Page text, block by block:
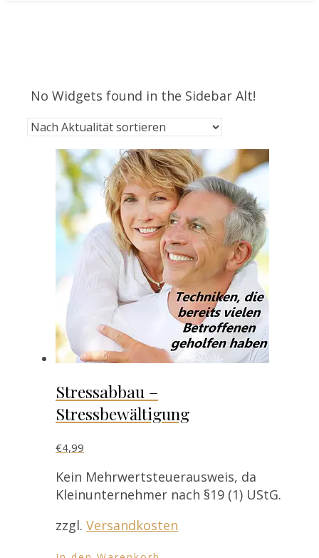
No Widgets found in the Sidebar Alt!
Stressabbau –
Stressbewältigung
€4,99
Kein Mehrwertsteuerausweis, da
Kleinunternehmer nach §19 (1) UStG.
zzgl. Versandkosten